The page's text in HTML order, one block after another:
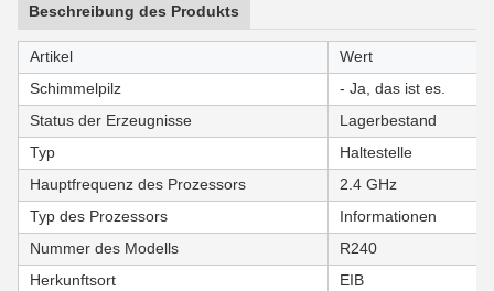
Beschreibung des Produkts
Artikel
Wert
Schimmelpilz
- Ja, das ist es.
Status der Erzeugnisse
Lagerbestand
Typ
Haltestelle
Hauptfrequenz des Prozessors
2.4 GHz
Typ des Prozessors
Informationen
Nummer des Modells
R240
Herkunftsort
EIB